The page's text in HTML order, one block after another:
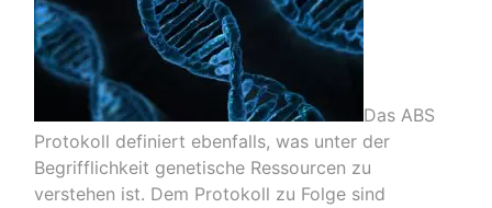
Das ABS
Protokoll definiert ebenfalls, was unter der
Begrifflichkeit genetische Ressourcen zu
verstehen ist. Dem Protokoll zu Folge sind